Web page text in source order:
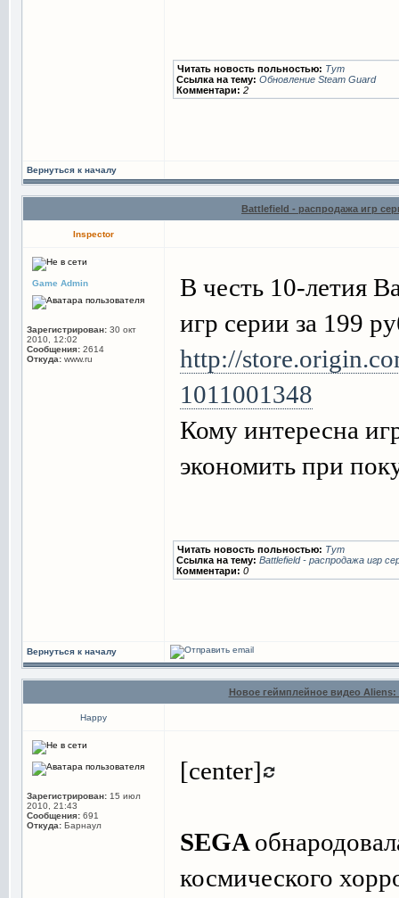
Читать новость польностью: Тут
Ссылка на тему: Обновление Steam Guard
Комментари: 2
Вернуться к началу
Battlefield - распродажа игр
Inspector
Game Admin
Зарегистрирован: 30 окт
2010, 12:02
Сообщения: 2614
Откуда: www.ru
В честь 10-летия
игр серии за 199
http://
1011001348
Кому интересна
экономить при
Читать новость польностью: Тут
Ссылка на тему: Battlefield - распродажа игр
Комментари: 0
Вернуться к началу
Новое геймплейное видео Aliens:
Happy
Зарегистрирован: 15 июл
2010, 21:43
Сообщения: 691
Откуда: Барнаул
[center]
SEGA
космического